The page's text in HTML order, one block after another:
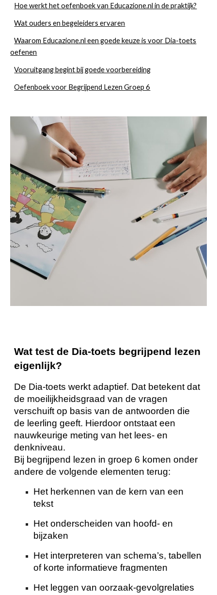
Hoe werkt het oefenboek van Educazione.nl in de praktijk?
Wat ouders en begeleiders ervaren
Waarom Educazione.nl een goede keuze is voor Dia-toets
oefenen
Vooruitgang begint bij goede voorbereiding
Oefenboek voor Begrijpend Lezen Groep 6
Wat test de Dia-toets begrijpend lezen
eigenlijk?
De Dia-toets werkt adaptief. Dat betekent dat
de moeilijkheidsgraad van de vragen
verschuift op basis van de antwoorden die
de leerling geeft. Hierdoor ontstaat een
nauwkeurige meting van het lees- en
denkniveau.
Bij begrijpend lezen in groep 6 komen onder
andere de volgende elementen terug:
Het herkennen van de kern van een
tekst
Het onderscheiden van hoofd- en
bijzaken
Het interpreteren van schema’s, tabellen
of korte informatieve fragmenten
Het leggen van oorzaak-gevolgrelaties